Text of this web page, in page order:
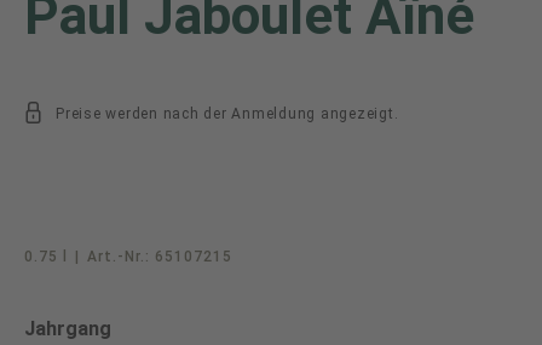
Paul Jaboulet Aîné
Preise werden nach der Anmeldung angezeigt.
0.75 l Art.-Nr.: 65107215
Jahrgang